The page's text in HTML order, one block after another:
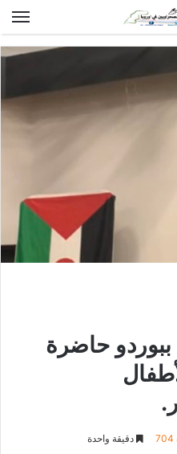
ببوردو حاضرة
704 دقيقة واحدة